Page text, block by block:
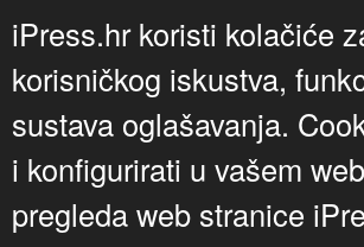
iPress.hr koristi kolačiće
korisničkog iskustva,
sustava oglašavanja.
i konfigurirati u vašem
pregleda web stranice